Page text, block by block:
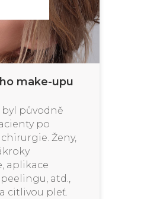
make-upu
původně
po
Ženy,
aplikace
atd.,
citlivou pleť.